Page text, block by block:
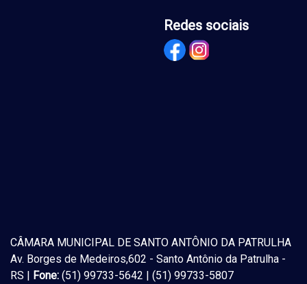
Redes sociais
CÂMARA MUNICIPAL DE SANTO ANTÔNIO DA PATRULHA
Av. Borges de Medeiros,602 - Santo Antônio da Patrulha -
RS |
Fone: (51) 99733-5642 | (51) 99733-5807